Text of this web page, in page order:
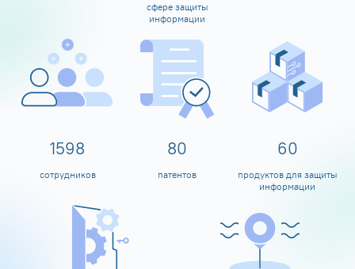
сфере защиты
информации
1600
сотрудников
80
патентов
60
продуктов для защиты
информации